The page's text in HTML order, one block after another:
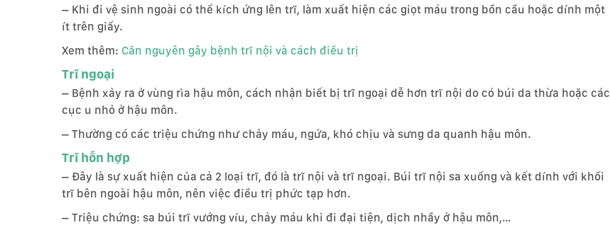
– Khi đi vệ sinh ngoài có thể kích ứng lên trĩ, làm xuất hiện các giọt máu trong bồn cầu hoặc dính một
ít trên giấy.
Xem thêm: Căn nguyên gây bệnh trĩ nội và cách điều trị
Trĩ ngoại
– Bệnh xảy ra ở vùng rìa hậu môn, cách nhận biết bị trĩ ngoại dễ hơn trĩ nội do có búi da thừa hoặc các
cục u nhỏ ở hậu môn.
– Thường có các triệu chứng như chảy máu, ngứa, khó chịu và sưng da quanh hậu môn.
Trĩ hỗn hợp
– Đây là sự xuất hiện của cả 2 loại trĩ, đó là trĩ nội và trĩ ngoại. Búi trĩ nội sa xuống và kết dính với khối
trĩ bên ngoài hậu môn, nên việc điều trị phức tạp hơn.
– Triệu chứng: sa búi trĩ vướng víu, chảy máu khi đi đại tiện, dịch nhầy ở hậu môn,…